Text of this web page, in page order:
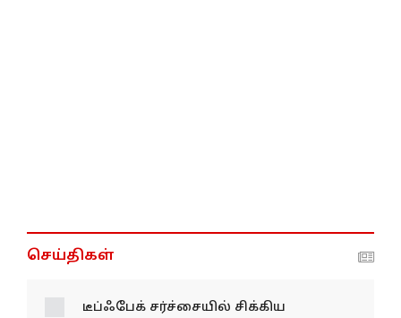
செய்திகள்
டீப்ஃபேக் சர்ச்சையில் சிக்கிய